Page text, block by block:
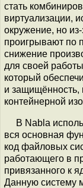
стать
виртуализации,
окружение, но
проигрывают по
снижение
для своей
который
и защищённость,
контейнерной
В Nabla
вся основная
код файловых
работающего в
привязанного к
Данную систему